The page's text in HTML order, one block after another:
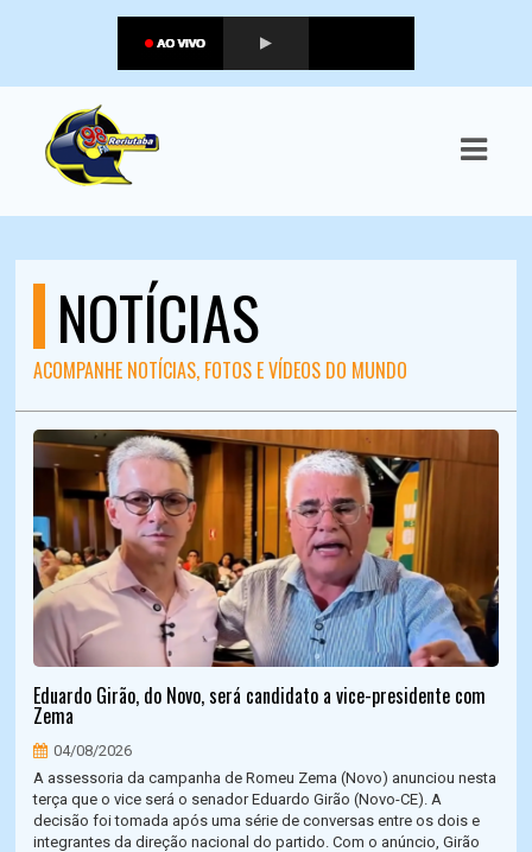
NOTÍCIAS
ACOMPANHE NOTÍCIAS, FOTOS E VÍDEOS DO MUNDO
Eduardo Girão, do Novo, será candidato a vice-presidente com
Zema
04/08/2026
A assessoria da campanha de Romeu Zema (Novo) anunciou nesta
terça que o vice será o senador Eduardo Girão (Novo-CE). A
decisão foi tomada após uma série de conversas entre os dois e
integrantes da direção nacional do partido. Com o anúncio, Girão